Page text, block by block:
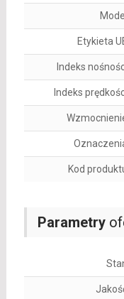
Parametry
Model
Etykieta
Indeks
Indeks
Kod